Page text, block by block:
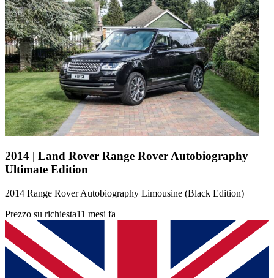
2014 | Land Rover Range Rover Autobiography
Ultimate Edition
2014 Range Rover Autobiography Limousine (Black Edition)
Prezzo su richiesta11 mesi fa